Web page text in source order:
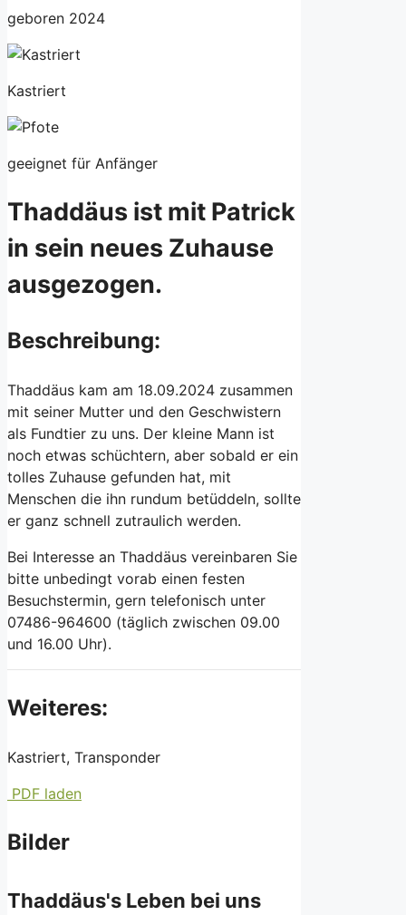
geboren 2024
Kastriert
geeignet für Anfänger
Thaddäus ist mit Patrick
in sein neues Zuhause
ausgezogen.
Beschreibung:
Thaddäus kam am 18.09.2024 zusammen
mit seiner Mutter und den Geschwistern
als Fundtier zu uns. Der kleine Mann ist
noch etwas schüchtern, aber sobald er ein
tolles Zuhause gefunden hat, mit
Menschen die ihn rundum betüddeln, sollte
er ganz schnell zutraulich werden.
Bei Interesse an Thaddäus vereinbaren Sie
bitte unbedingt vorab einen festen
Besuchstermin, gern telefonisch unter
07486-964600 (täglich zwischen 09.00
und 16.00 Uhr).
Weiteres:
Kastriert, Transponder
PDF laden
Bilder
Thaddäus's Leben bei uns